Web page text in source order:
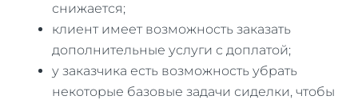
снижается;
клиент имеет возможность заказать
дополнительные услуги с доплатой;
у заказчика есть возможность убрать
некоторые базовые задачи сиделки, чтобы